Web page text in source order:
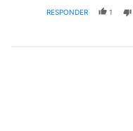
RESPONDER 1